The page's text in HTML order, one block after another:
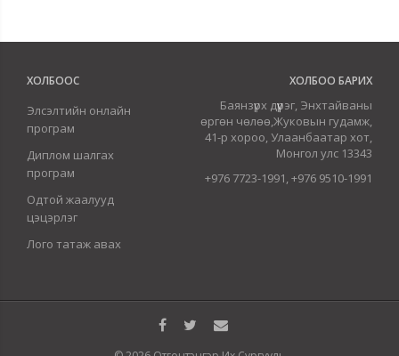
ХОЛБООС
Элсэлтийн онлайн
програм
Диплом шалгах
програм
Одтой жаалууд
цэцэрлэг
Лого татаж авах
ХОЛБОО БАРИХ
Баянзүрх дүүрэг, Энхтайваны
өргөн чөлөө,Жуковын гудамж,
41-р хороо, Улаанбаатар хот,
Монгол улс 13343
+976 7723-1991, +976 9510-1991